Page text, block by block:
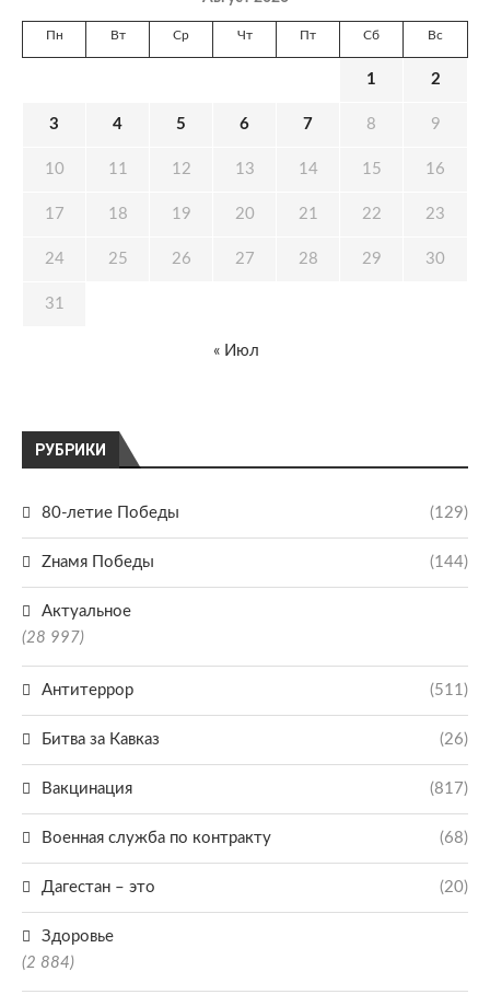
РУБРИКИ
80-летие Победы (129)
Zнамя Победы (144)
Актуальное
(28 997)
Антитеррор (511)
Битва за Кавказ (26)
Вакцинация (817)
Военная служба по контракту (68)
Дагестан – это (20)
Здоровье
(2 884)
Пн Вт Ср Чт Пт Сб Вс
1 2
3 4 5 6 7 8 9
10 11 12 13 14 15 16
17 18 19 20 21 22 23
24 25 26 27 28 29 30
31
« Июл